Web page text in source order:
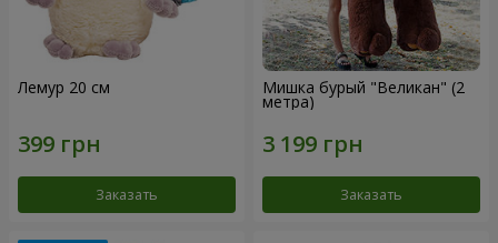
Лемур 20 см
Заказать
Мишка бурый "Великан" (2
метра)
Заказать